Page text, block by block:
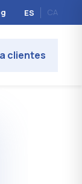
ES CA
clientes